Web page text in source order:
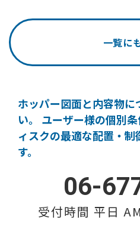
一覧に
ホッパー図面と内容物に
い。
ユーザー様の個別
ィスクの最適な配置・制
す。
06-
受付時間 平日